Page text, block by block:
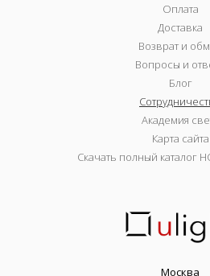
Оплата
Доставка
Возврат и
Вопросы и
Блог
Академия
Карта сайта
Скачать полный каталог
Москва